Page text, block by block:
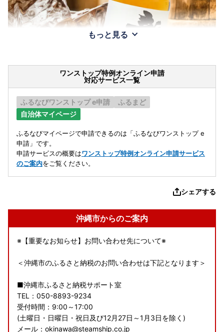
もっと見る
ワンストップ特例オンライン申請
対応サービス一覧
ふるなびワンストップ e申請
ふるまど
自治体マイページ
ふるなびマイページで申請できるのは「ふるなびワンストップ e
申請」です。
申請サービスの概要はワンストップ特例オンライン申請サービス
のご案内をご覧ください。
シェアする
沖縄市からのご案内
※【重要なお知らせ】お問い合わせ先について※
＜沖縄市のふるさと納税のお問い合わせは下記となります＞
■沖縄市ふるさと納税サポート室
TEL：050-8893-9234
受付時間：9:00～17:00
(土曜日・日曜日・祝日及び12月27日～1月3日を除く)
メール：okinawa@steamship.co.jp